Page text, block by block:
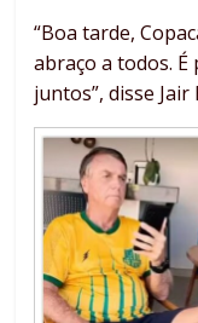
“Boa tarde,
abraço a todos. É
juntos”, disse